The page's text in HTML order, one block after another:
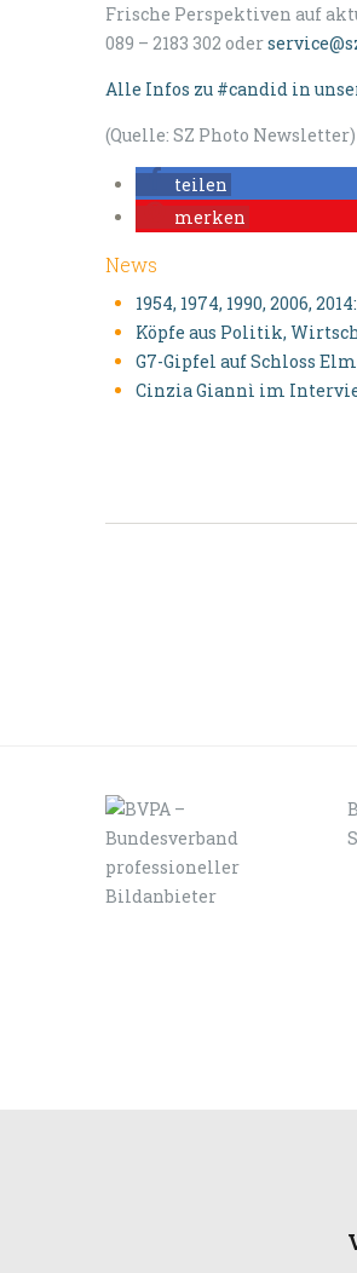
Frische Perspektiven auf
089 – 2183 302 oder
Alle Infos zu #candid in
(Quelle: SZ Photo Newsletter)
teilen
merken
News
1954, 1974, 1990, 2006,
Köpfe aus Politik,
G7-Gipfel auf Schloss
Cinzia Giannì im